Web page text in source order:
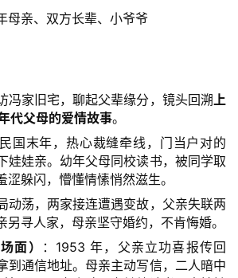
母亲、双方长辈、小爷爷
冯家旧宅，聊起父辈缘分，镜头回溯 上
父母的爱情故事。
国末年，热心裁缝牵线，门当户对的
娃娃亲。幼年父母同校读书，被同学取
涩躲闪，懵懂情愫悄然滋生。
动荡，两家接连遭遇变故，父亲失联两
另寻人家，母亲坚守婚约，不肯悔婚。
面）
：1953 年，父亲立功喜报传回
到通信地址。母亲主动写信，二人暗中